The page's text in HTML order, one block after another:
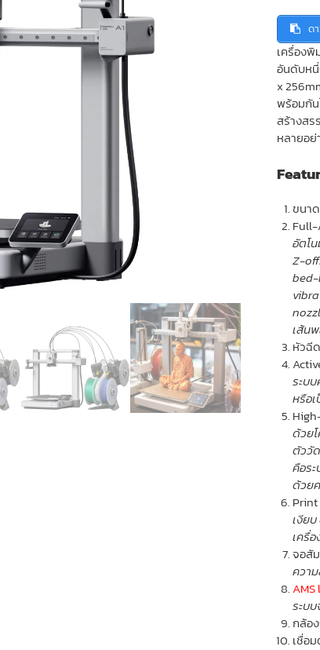
ด
เครื่องพิ
อันดับห
x
พร้อมกัน
สร้างสร
หลายอย่
ขนา
Full-
อัตโ
Z-
เส้น
หัวฉี
ระบ
หรือ
ด้วย
ตัววั
คือร
ด้วย
เงีย
เครื่
จอสั
ควา
ระบ
กล้อ
เชื่อ